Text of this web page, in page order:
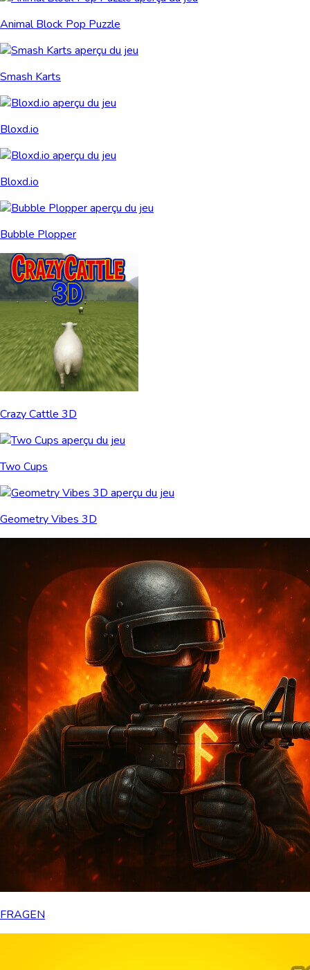
Animal Block Pop Puzzle
Smash Karts
Bloxd.io
Bloxd.io
Bubble Plopper
Crazy Cattle 3D
Two Cups
Geometry Vibes 3D
FRAGEN